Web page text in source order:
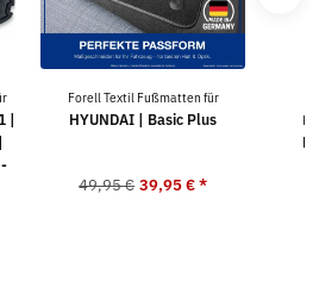
|
Forell Textil Fußmatten für
HYUNDAI | Basic Plus
49,95 € 39,95 €*